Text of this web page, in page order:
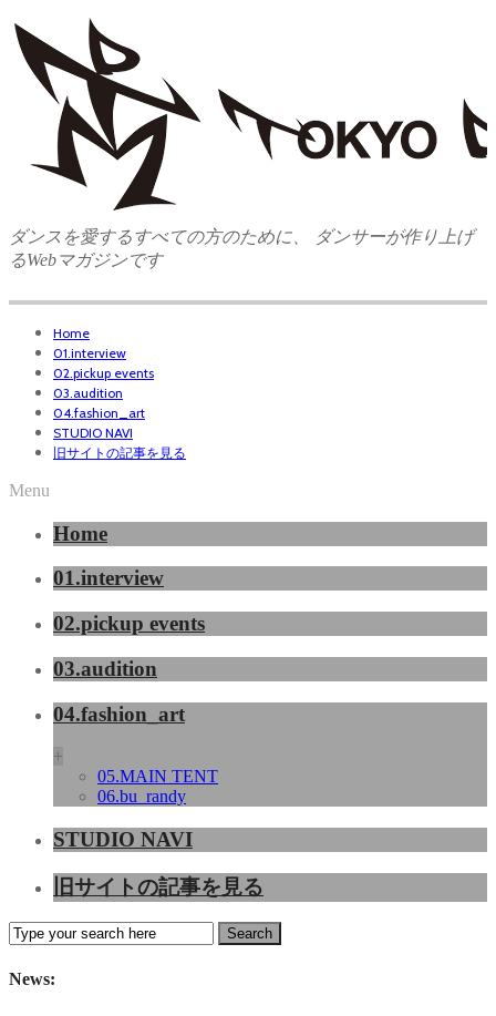
ダンスを愛するすべての方のために、 ダンサーが作り上げ
るWebマガジンです
Home
01.interview
02.pickup events
03.audition
04.fashion_art
STUDIO NAVI
旧サイトの記事を見る
Menu
Home
01.interview
02.pickup events
03.audition
04.fashion_art
+
05.MAIN TENT
06.bu_randy
STUDIO NAVI
旧サイトの記事を見る
News: